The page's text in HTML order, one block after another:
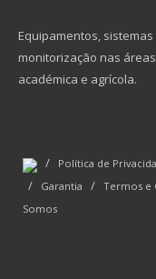
Equipamentos,
monitorização nas
académica e agrícola.
/ Política de
/ Garantia / Termos e
Somos